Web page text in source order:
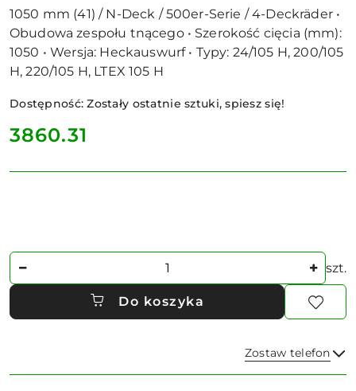
1050 mm (41) / N-Deck / 500er-Serie / 4-Deckräder •
Obudowa zespołu tnącego • Szerokość cięcia (mm):
1050 • Wersja: Heckauswurf • Typy: 24/105 H, 200/105
H, 220/105 H, LTEX 105 H
Dostępność:Zostały ostatnie sztuki, spiesz się!
cena:
3860.31
Ilość szt.
Do koszyka
Zostaw telefon